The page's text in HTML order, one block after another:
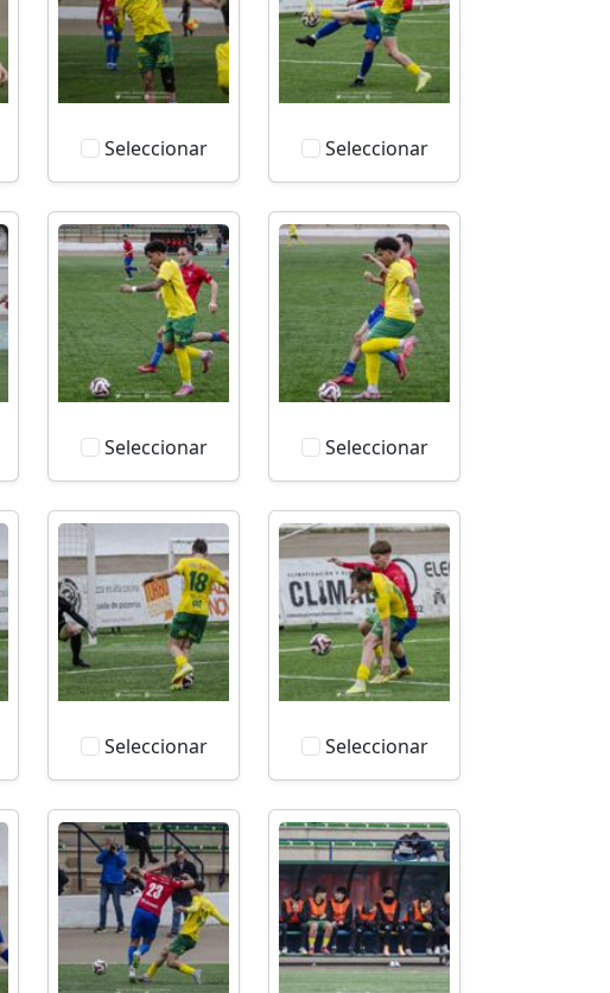
Seleccionar Seleccionar
Seleccionar Seleccionar
Seleccionar Seleccionar